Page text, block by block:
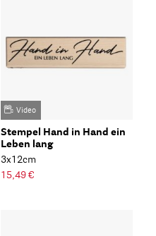
Video
Stempel Hand in Hand ein
Leben lang
3x12cm
15,49 €